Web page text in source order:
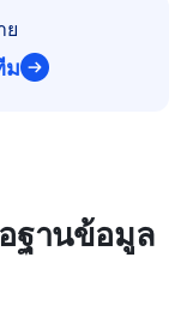
ย
ม
ฐานข้อมูล